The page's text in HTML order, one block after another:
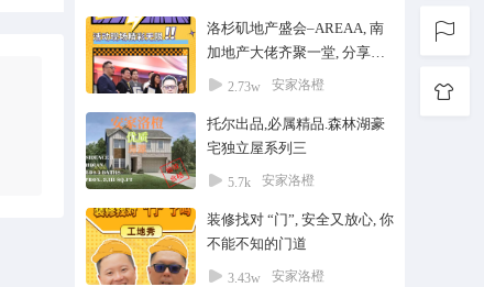
洛杉矶地产盛会–AREAA, 南
加地产大佬齐聚一堂, 分享心
得体会
2.73w 安家洛橙
托尔出品,必属精品.森林湖豪
宅独立屋系列三
5.7k 安家洛橙
装修找对 “门”, 安全又放心, 你
不能不知的门道
3.43w 安家洛橙